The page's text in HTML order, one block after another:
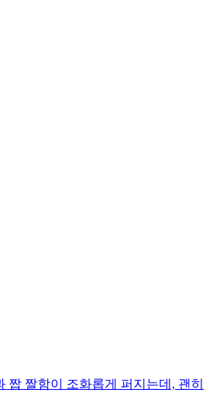
짤함이 조화롭게 퍼지는데, 괜히